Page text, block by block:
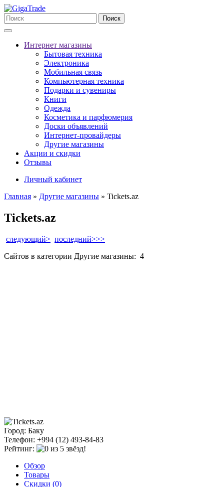
Поиск
Интернет магазины
Бытовая техника
Электроника
Мобильная связь
Компьютерная техника
Подарки и сувениры
Книги
Одежда
Косметика и парфюмерия
Доски объявлений
Интернет-провайдеры
Другие магазины
Акции и скидки
Отзывы
Личный кабинет
Главная » Другие магазины » Tickets.az
Tickets.az
следующий> последний>>>
Сайтов в категории Другие магазины: 4
Город: Баку
Телефон: +994 (12) 493-84-83
Рейтинг:
Обзор
Товары
Скидки (0)